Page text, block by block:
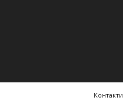
Контакти